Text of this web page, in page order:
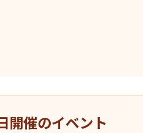
開催のイベント